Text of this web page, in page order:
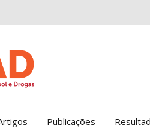
Publicações